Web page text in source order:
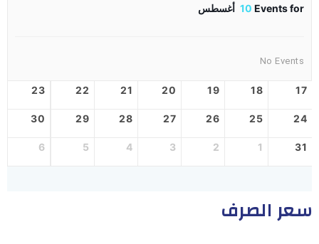
Events for
10 أغسطس
No Events
17
18
19
20
21
22
23
24
25
26
27
28
29
30
31
1
2
3
4
5
6
سعر الصرف